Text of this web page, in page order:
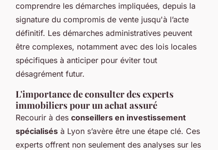
comprendre les démarches impliquées, depuis la
signature du compromis de vente jusqu'à l’acte
définitif. Les démarches administratives peuvent
être complexes, notamment avec des lois locales
spécifiques à anticiper pour éviter tout
désagrément futur.
L'importance de consulter des experts
immobiliers pour un achat assuré
Recourir à des conseillers en investissement
spécialisés à Lyon s’avère être une étape clé. Ces
experts offrent non seulement des analyses sur les